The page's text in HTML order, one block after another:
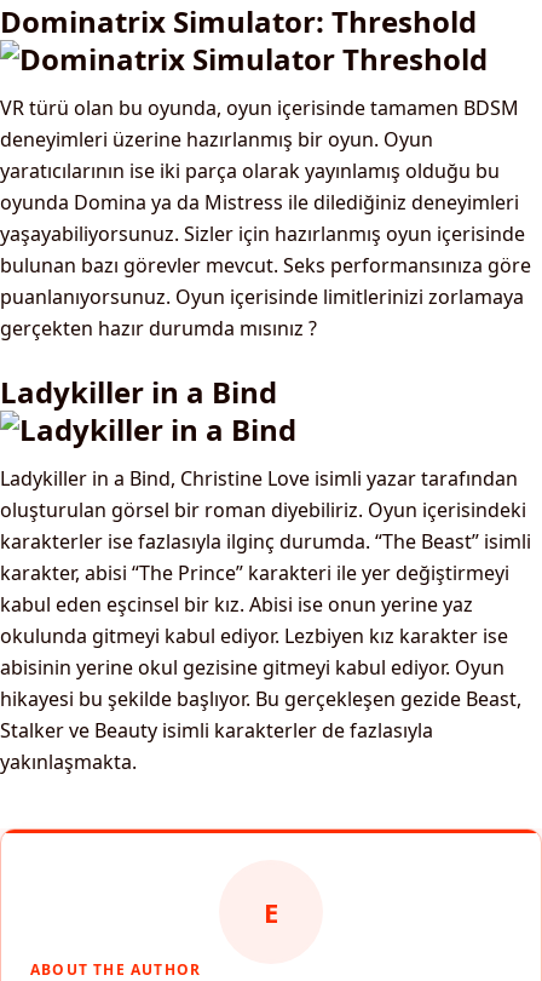
Dominatrix Simulator: Threshold
VR türü olan bu oyunda, oyun içerisinde tamamen BDSM
deneyimleri üzerine hazırlanmış bir oyun. Oyun
yaratıcılarının ise iki parça olarak yayınlamış olduğu bu
oyunda Domina ya da Mistress ile dilediğiniz deneyimleri
yaşayabiliyorsunuz. Sizler için hazırlanmış oyun içerisinde
bulunan bazı görevler mevcut. Seks performansınıza göre
puanlanıyorsunuz. Oyun içerisinde limitlerinizi zorlamaya
gerçekten hazır durumda mısınız ?
Ladykiller in a Bind
Ladykiller in a Bind, Christine Love isimli yazar tarafından
oluşturulan görsel bir roman diyebiliriz. Oyun içerisindeki
karakterler ise fazlasıyla ilginç durumda. “The Beast” isimli
karakter, abisi “The Prince” karakteri ile yer değiştirmeyi
kabul eden eşcinsel bir kız. Abisi ise onun yerine yaz
okulunda gitmeyi kabul ediyor. Lezbiyen kız karakter ise
abisinin yerine okul gezisine gitmeyi kabul ediyor. Oyun
hikayesi bu şekilde başlıyor. Bu gerçekleşen gezide Beast,
Stalker ve Beauty isimli karakterler de fazlasıyla
yakınlaşmakta.
E
ABOUT THE AUTHOR